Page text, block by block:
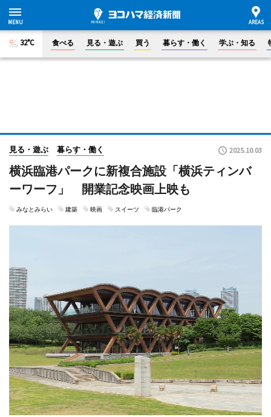
32°C 食べる 見る・遊ぶ 買う 暮らす・働く 学ぶ・知る
見る・遊ぶ 暮らす・働く 2025.10.03
横浜臨港パークに新複合施設「横浜ティンバ
ーワーフ」 開業記念映画上映も
みなとみらい 建築 映画 スイーツ 臨港パーク